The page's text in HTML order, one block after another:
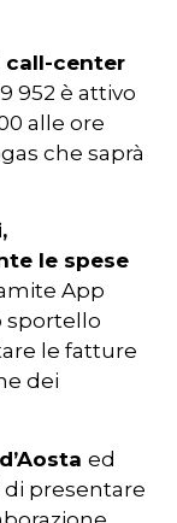
call-center
952 è attivo
alle ore
che saprà
le spese
App
sportello
le fatture
dei
ed
di presentare